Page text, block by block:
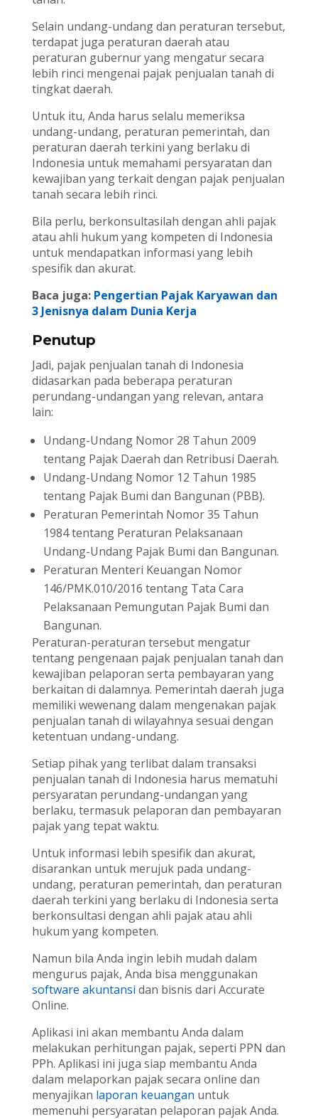
Selain undang-undang dan peraturan tersebut,
terdapat juga peraturan daerah atau
peraturan gubernur yang mengatur secara
lebih rinci mengenai pajak penjualan tanah di
tingkat daerah.
Untuk itu, Anda harus selalu memeriksa
undang-undang, peraturan pemerintah, dan
peraturan daerah terkini yang berlaku di
Indonesia untuk memahami persyaratan dan
kewajiban yang terkait dengan pajak penjualan
tanah secara lebih rinci.
Bila perlu, berkonsultasilah dengan ahli pajak
atau ahli hukum yang kompeten di Indonesia
untuk mendapatkan informasi yang lebih
spesifik dan akurat.
Baca juga: Pengertian Pajak Karyawan dan
3 Jenisnya dalam Dunia Kerja
Penutup
Jadi, pajak penjualan tanah di Indonesia
didasarkan pada beberapa peraturan
perundang-undangan yang relevan, antara
lain:
Undang-Undang Nomor 28 Tahun 2009
tentang Pajak Daerah dan Retribusi Daerah.
Undang-Undang Nomor 12 Tahun 1985
tentang Pajak Bumi dan Bangunan (PBB).
Peraturan Pemerintah Nomor 35 Tahun
1984 tentang Peraturan Pelaksanaan
Undang-Undang Pajak Bumi dan Bangunan.
Peraturan Menteri Keuangan Nomor
146/PMK.010/2016 tentang Tata Cara
Pelaksanaan Pemungutan Pajak Bumi dan
Bangunan.
Peraturan-peraturan tersebut mengatur
tentang pengenaan pajak penjualan tanah dan
kewajiban pelaporan serta pembayaran yang
berkaitan di dalamnya. Pemerintah daerah juga
memiliki wewenang dalam mengenakan pajak
penjualan tanah di wilayahnya sesuai dengan
ketentuan undang-undang.
Setiap pihak yang terlibat dalam transaksi
penjualan tanah di Indonesia harus mematuhi
persyaratan perundang-undangan yang
berlaku, termasuk pelaporan dan pembayaran
pajak yang tepat waktu.
Untuk informasi lebih spesifik dan akurat,
disarankan untuk merujuk pada undang-
undang, peraturan pemerintah, dan peraturan
daerah terkini yang berlaku di Indonesia serta
berkonsultasi dengan ahli pajak atau ahli
hukum yang kompeten.
Namun bila Anda ingin lebih mudah dalam
mengurus pajak, Anda bisa menggunakan
software akuntansi dan bisnis dari Accurate
Online.
Aplikasi ini akan membantu Anda dalam
melakukan perhitungan pajak, seperti PPN dan
PPh. Aplikasi ini juga siap membantu Anda
dalam melaporkan pajak secara online dan
menyajikan laporan keuangan untuk
memenuhi persyaratan pelaporan pajak Anda.